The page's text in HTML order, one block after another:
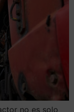
no es solo